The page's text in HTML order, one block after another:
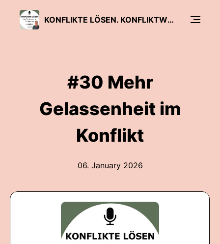
KONFLIKTE LÖSEN. KONFLIKTWISSEN IN 10 MINUTEN.
#30 Mehr
Gelassenheit im
Konflikt
06. January 2026